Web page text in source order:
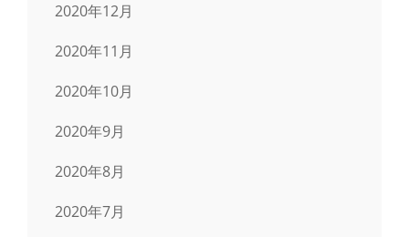
2020年12月
2020年11月
2020年10月
2020年9月
2020年8月
2020年7月